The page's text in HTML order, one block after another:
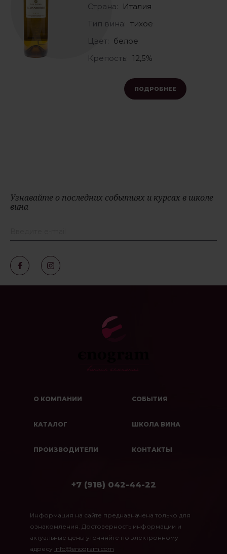
Страна:
Италия
Тип вина: тихое
Цвет: белое
Крепость: 12,5%
ПОДРОБНЕЕ
Узнавайте о последних событиях и курсах в школе
вина
О КОМПАНИИ
КАТАЛОГ
ПРОИЗВОДИТЕЛИ
СОБЫТИЯ
ШКОЛА ВИНА
КОНТАКТЫ
+7 (918) 042-44-22
Информация на сайте предназначена только для
ознакомления. Достоверность информации и
актуальные цены уточняйте по электронному
адресу info@enogram.com